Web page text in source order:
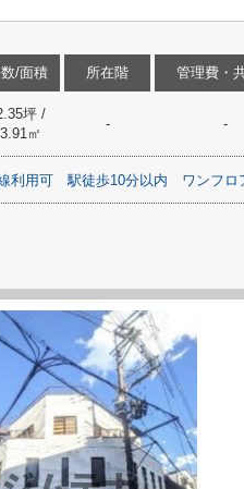
/面積
坪 /
㎡
所在階
-
管理費・
-
利用可 駅徒歩10分以内 ワンフロ